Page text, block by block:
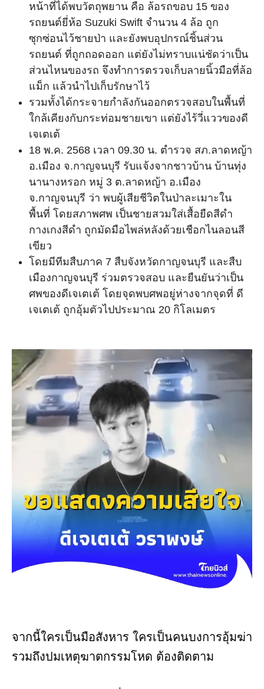
หน้าที่ได้พบวัตถุพยาน คือ ล้อรถขอบ 15 ของ
รถยนต์ยี่ห้อ Suzuki Swift จำนวน 4 ล้อ ถูก
ซุกซ่อนไว้ชายป่า และยังพบอุปกรณ์ชิ้นส่วน
รถยนต์ ที่ถูกถอดออก แต่ยังไม่ทราบแน่ชัดว่าเป็น
ส่วนไหนของรถ จึงทำการตรวจเก็บลายนิ้วมือที่ล้อ
แม็ก แล้วนำไปเก็บรักษาไว้
รวมทั้งได้กระจายกำลังกันออกตรวจสอบในพื้นที่
ใกล้เคียงกับกระท่อมชายเขา แต่ยังไร้วี่แววของดี
เจเตเต้
18 พ.ค. 2568 เวลา 09.30 น. ตำรวจ สภ.ลาดหญ้า
อ.เมือง จ.กาญจนบุรี รับแจ้งจากชาวบ้าน บ้านทุ่ง
นานางหรอก หมู่ 3 ต.ลาดหญ้า อ.เมือง
จ.กาญจนบุรี ว่า พบผู้เสียชีวิตในป่าละเมาะใน
พื้นที่ โดยสภาพศพ เป็นชายสวมใส่เสื้อยืดสีดำ
กางเกงสีดำ ถูกมัดมือไพล่หลังด้วยเชือกไนลอนสี
เขียว
โดยมีทีมสืบภาค 7 สืบจังหวัดกาญจนบุรี และสืบ
เมืองกาญจนบุรี ร่วมตรวจสอบ และยืนยันว่าเป็น
ศพของดีเจเตเต้ โดยจุดพบศพอยู่ห่างจากจุดที่ ดี
เจเตเต้ ถูกอุ้มตัวไปประมาณ 20 กิโลเมตร
จากนี้ใครเป็นมือสังหาร ใครเป็นคนบงการอุ้มฆ่า
รวมถึงปมเหตุฆาตกรรมโหด ต้องติดตาม